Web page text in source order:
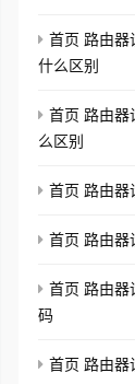
首页 路由器
什么区别
首页 路由器
么区别
首页 路由器
首页 路由器
首页 路由器
码
首页 路由器